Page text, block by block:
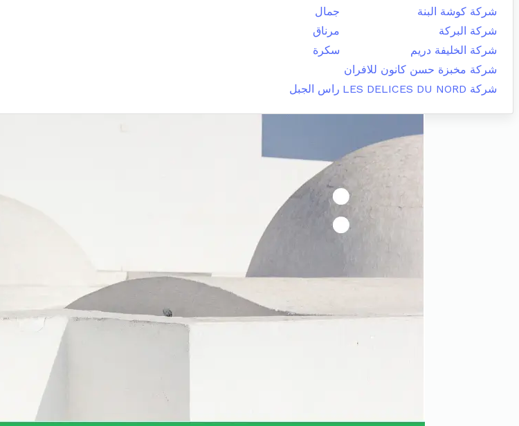
شركة كوشة البنة
جمال
شركة البركة
مرناق
شركة الخليفة دريم
سكرة
شركة مخبزة حسن كانون للافران
شركة LES DELICES DU NORD
راس الجبل